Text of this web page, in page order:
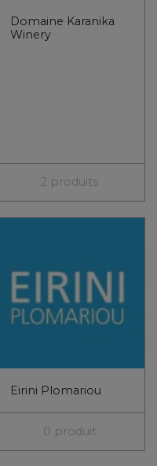
Domaine Karanika
Winery
2 produits
Eirini Plomariou
0 produit